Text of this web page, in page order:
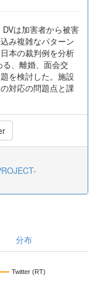
は加害者から被害
み複雑なパターン
本の裁判例を分析
る、離婚、面会交
を検討した。施設
対応の問題点と課
分布
Twitter (RT)